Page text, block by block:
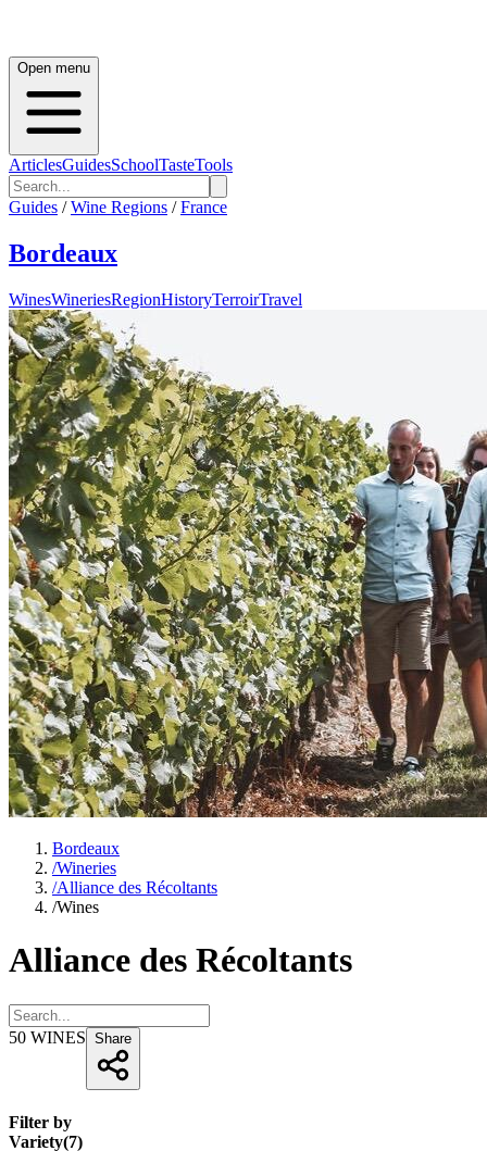
Open menu
ArticlesGuidesSchoolTasteTools
Guides / Wine Regions / France
Bordeaux
WinesWineriesRegionHistoryTerroirTravel
Bordeaux
/Wineries
/Alliance des Récoltants
/Wines
Alliance des Récoltants
50 WINES Share
Filter by
Variety(7)